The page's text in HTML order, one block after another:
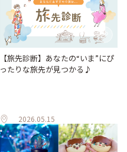
【旅先診断】あなたの“いま”にぴ
ったりな旅先が見つかる♪
2026.05.15